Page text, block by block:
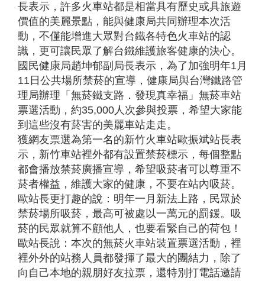
長表示，許多火車站都是相當具有歷史或具旅遊
價值的美麗景點，能與健康局共同辦理本次活
動，不僅能增進大眾對台鐵各特色火車站的認
識，更可讓民眾了解台鐵維護旅客健康的決心。
國民健康局趙坤郁副局長表示，為了加強明年1月
11日公共場所禁菸的宣導，健康局與台灣鐵路管
理局辦理「無菸鐵支路．發現真幸福」無菸車站
票選活動，約35,000人次參與投票，希望大家能
到這些沒有菸害的美麗車站走走。
獲網友票選為第一名的新竹火車站歐振斌站長表
示，新竹車站裡外都有設置禁菸標示，每個整點
都會播放禁菸廣播宣導，希望吸菸者可以尊重不
菸者權益，維護大家的健康，不要在站內吸菸。
歐站長更打趣的說：明年一月新法上路，民眾於
禁菸場所吸菸，最高可被處以一萬元的罰鍰。吸
菸的民眾就算不顧他人，也要看緊自己的荷包！
歐站長說：本次的無菸火車站裝置票選活動，裡
裡外外的站務人員都發揮了最大的團結力，除了
向自己本地的親朋好友拉票，還特別打電話邀請